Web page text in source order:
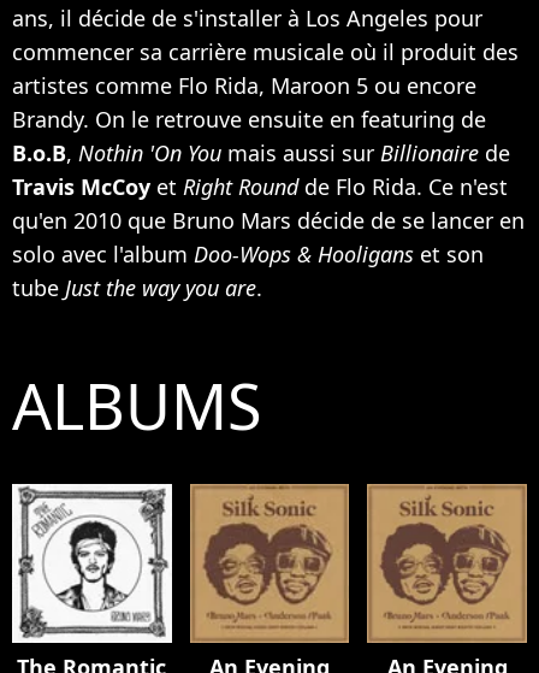
ans, il décide de s'installer à Los Angeles pour
commencer sa carrière musicale où il produit des
artistes comme Flo Rida, Maroon 5 ou encore
Brandy. On le retrouve ensuite en featuring de
B.o.B, Nothin 'On You mais aussi sur Billionaire de
Travis McCoy et Right Round de Flo Rida. Ce n'est
qu'en 2010 que Bruno Mars décide de se lancer en
solo avec l'album Doo-Wops & Hooligans et son
tube Just the way you are.
ALBUMS